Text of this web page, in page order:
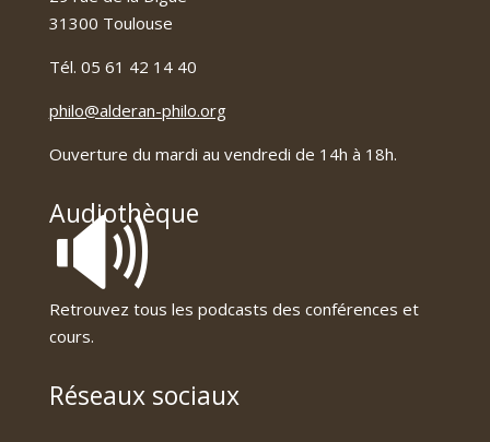
31300 Toulouse
Tél. 05 61 42 14 40
philo@alderan-philo.org
Ouverture du mardi au vendredi de 14h à 18h.
Audiothèque
🔊
Retrouvez tous les podcasts des conférences et
cours.
Réseaux sociaux